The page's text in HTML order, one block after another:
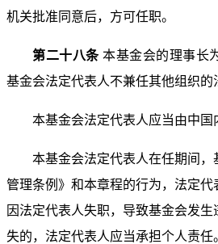
机关批准同意后，方可任职。
第二十八条本基金会的理事长
基金会法定代表人不兼任其他组织的
本基金会法定代表人应当由中国
本基金会法定代表人在任期间
管理条例》和本章程的行为，法定
因法定代表人失职，导致基金会发
失的，法定代表人应当承担个人责任